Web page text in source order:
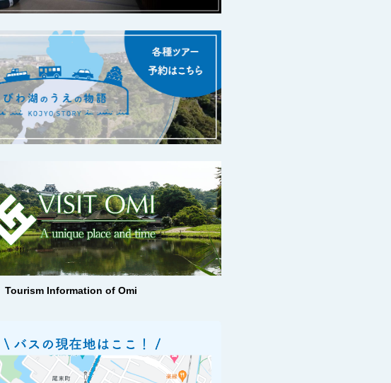
Tourism Information of Omi